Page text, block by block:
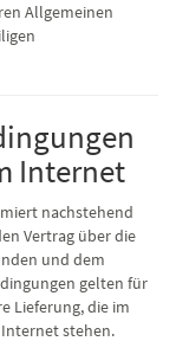
Allgemeinen
Internet
nachstehend
Vertrag über die
und dem
gelten für
Lieferung, die im
stehen.